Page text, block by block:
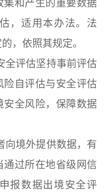
集和产生的重要数据
，适用本办法。法
，依照其规定。
全评估坚持事前评估
自评估与安全评估
全风险，保障数据
向境外提供数据，有
过所在地省级网信
报数据出境安全评